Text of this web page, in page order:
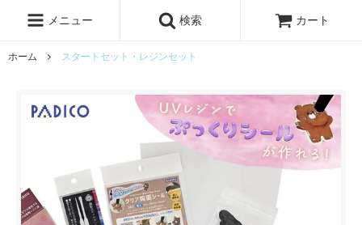
メニュー 検索 カート
ホーム スタートセット・レジンセット